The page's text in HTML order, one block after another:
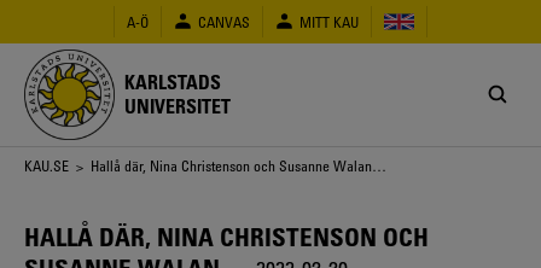
huvudinnehåll
A-Ö CANVAS MITT KAU
KARLSTADS
UNIVERSITET
Länkstig
KAU.SE > Hallå där, Nina Christenson och Susanne Walan…
HALLÅ DÄR, NINA CHRISTENSON OCH